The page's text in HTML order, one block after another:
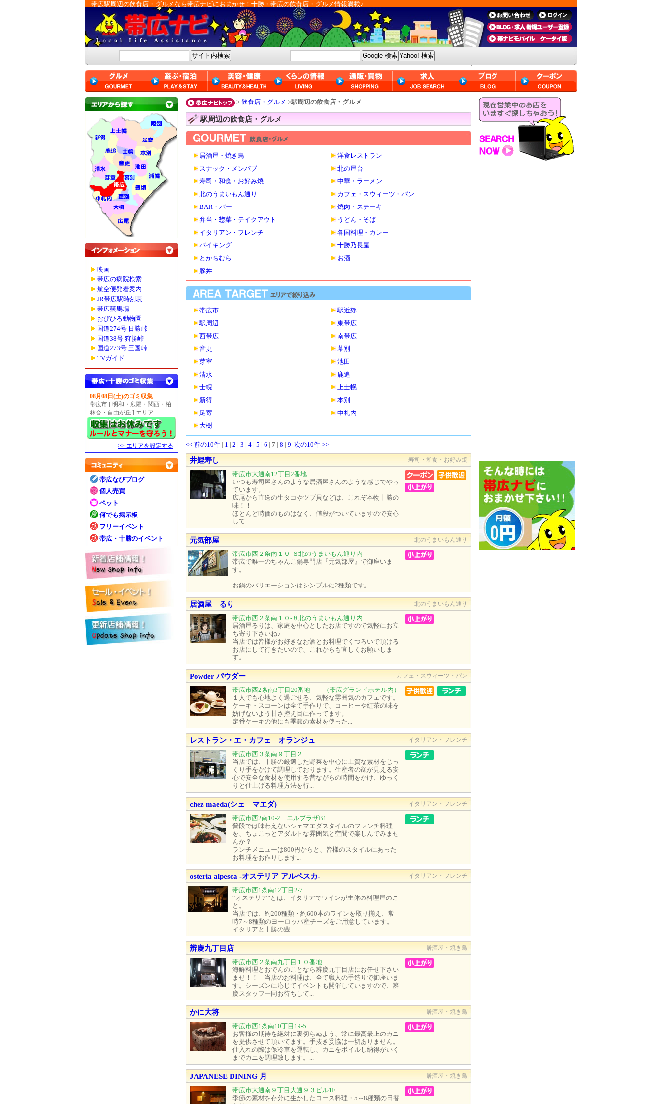
帯広駅周辺の飲食店・グルメなら帯広ナビにおまかせ！十勝・帯広の飲食店・グルメ情報満載♪
映画
帯広の病院検索
航空便発着案内
JR帯広駅時刻表
帯広競馬場
おびひろ動物園
国道274号 日勝峠
国道38号 狩勝峠
国道273号 三国峠
TVガイド
08月08日(土)のゴミ収集
帯広市 [ 明和・広陽・関西・柏
林台・自由が丘 ] エリア
>> エリアを設定する
帯広なびブログ
個人売買
ペット
何でも掲示板
フリーイベント
帯広・十勝のイベント
> 飲食店・グルメ >駅周辺の飲食店・グルメ
駅周辺の飲食店・グルメ
居酒屋・焼き鳥
洋食レストラン
スナック・メンパブ
北の屋台
寿司・和食・お好み焼
中華・ラーメン
北のうまいもん通り
カフェ・スウィーツ・パン
BAR・バー
焼肉・ステーキ
弁当・惣菜・テイクアウト
うどん・そば
イタリアン・フレンチ
各国料理・カレー
バイキング
十勝乃長屋
とかちむら
お酒
豚丼
帯広市
駅近郊
駅周辺
東帯広
西帯広
南帯広
音更
幕別
芽室
池田
清水
鹿追
士幌
上士幌
新得
本別
足寄
中札内
大樹
<< 前の10件 | 1 | 2 | 3 | 4 | 5 | 6 | 7 | 8 | 9 次の10件 >>
井鯉寿し 寿司・和食・お好み焼
帯広市大通南12丁目2番地
いつも寿司屋さんのような居酒屋さんのような感じでやっ
ています。
広尾から直送の生タコやツブ貝などは、これぞ本物十勝の
味！！
ほとんど時価のものはなく、値段がついていますので安心
して...
元気部屋 北のうまいもん通り
帯広市西２条南１０-８北のうまいもん通り内
帯広で唯一のちゃんこ鍋専門店『元気部屋』で御座いま
す。
お鍋のバリエーションはシンプルに2種類です。 ...
居酒屋 るり 北のうまいもん通り
帯広市西２条南１０-８北のうまいもん通り内
居酒屋るりは、家庭を中心としたお店ですので気軽にお立
ち寄り下さいね♪
当店では皆様がお好きなお酒とお料理でくつろいで頂ける
お店にして行きたいので、これからも宜しくお願いしま
す。
Powder パウダー カフェ・スウィーツ・パン
帯広市西2条南3丁目20番地 （帯広グランドホテル内）
１人でも心地よく過ごせる、気軽な雰囲気のカフェです。
ケーキ・スコーンは全て手作りで、コーヒーや紅茶の味を
妨げないよう甘さ控え目に作ってます。
定番ケーキの他にも季節の素材を使った...
レストラン・エ・カフェ オランジュ イタリアン・フレンチ
帯広市西３条南９丁目２
当店では、十勝の厳選した野菜を中心に上質な素材をじっ
くり手をかけて調理しております。生産者の顔が見える安
心で安全な食材を使用する昔ながらの時間をかけ、ゆっく
りと仕上げる料理方法を行...
chez maeda(シェ マエダ) イタリアン・フレンチ
帯広市西2南10-2 エルプラザB1
普段では味わえないシェマエダスタイルのフレンチ料理
を、ちょこっとアダルトな雰囲気と空間で楽しんでみませ
んか？
ランチメニューは800円からと、皆様のスタイルにあった
お料理をお作りします...
osteria alpesca -オステリア アルペスカ- イタリアン・フレンチ
帯広市西1条南12丁目2-7
“オステリア”とは、イタリアでワインが主体の料理屋のこ
と。
当店では、約200種類・約600本のワインを取り揃え、常
時7～8種類のヨーロッパ産チーズをご用意しています。
イタリアと十勝の豊...
辨慶九丁目店 居酒屋・焼き鳥
帯広市西２条南九丁目１０番地
海鮮料理とおでんのことなら辨慶九丁目店にお任せ下さい
ませ！！ 当店のお料理は、全て職人の手造りで御座いま
す。シーズンに応じてイベントも開催していますので、辨
慶スタッフ一同お待ちして...
かに大将 居酒屋・焼き鳥
帯広市西1条南10丁目19-5
お客様の期待を絶対に裏切らぬよう、常に最高最上のカニ
を提供させて頂いてます。手抜き妥協は一切ありません。
仕入れの際は保冷車を運転し、カニをボイルし納得がいく
までカニを調理致します。...
JAPANESE DINING 月 居酒屋・焼き鳥
帯広市大通南９丁目大通９３ビル1F
季節の素材を存分に生かしたコース料理・5～8種類の日替